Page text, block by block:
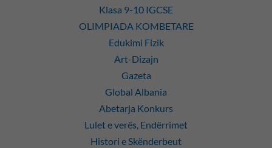
Klasa 9-10 IGCSE
OLIMPIADA KOMBETARE
Edukimi Fizik
Art-Dizajn
Gazeta
Global Albania
Abetarja Konkurs
Lulet e verës, Endërrimet
Histori e Skënderbeut